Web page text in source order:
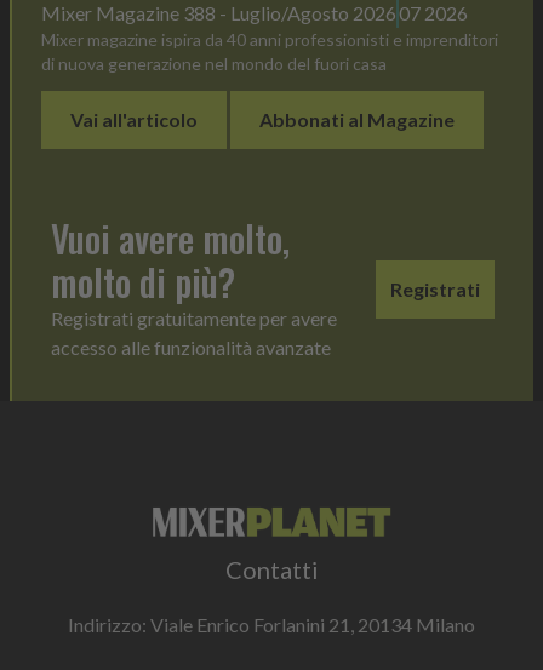
Mixer Magazine 388 - Luglio/Agosto 2026 07 2026
Mixer magazine ispira da 40 anni professionisti e imprenditori
di nuova generazione nel mondo del fuori casa
Vai all'articolo Abbonati al Magazine
Vuoi avere molto,
molto di più?
Registrati gratuitamente per avere
accesso alle funzionalità avanzate
Registrati
Contatti
Indirizzo: Viale Enrico Forlanini 21, 20134 Milano